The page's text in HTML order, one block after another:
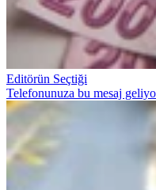
Editörün Seçtiği
Telefonunuza bu mesaj